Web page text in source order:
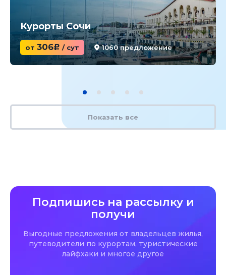
Курорты Сочи
от 306c / сут 1060 предложение
Показать все
Подпишись на рассылку и
получи
Выгодные предложения от владельцев жилья,
путеводители по курортам, туристические
лайфхаки и многое другое